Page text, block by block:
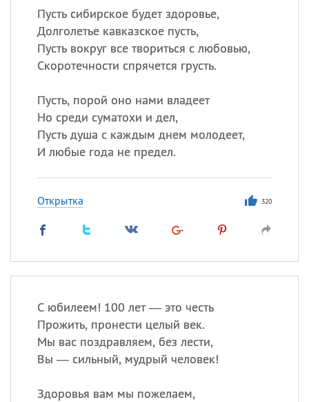
Пусть сибирское будет здоровье,
Долголетье кавказское пусть,
Пусть вокруг все твориться с любовью,
Скоротечности спрячется грусть.
Пусть, порой оно нами владеет
Но среди суматохи и дел,
Пусть душа с каждым днем молодеет,
И любые года не предел.
Открытка 320
С юбилеем! 100 лет — это честь
Прожить, пронести целый век.
Мы вас поздравляем, без лести,
Вы — сильный, мудрый человек!
Здоровья вам мы пожелаем,